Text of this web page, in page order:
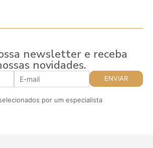
newsletter e receba
novidades.
por um especialista